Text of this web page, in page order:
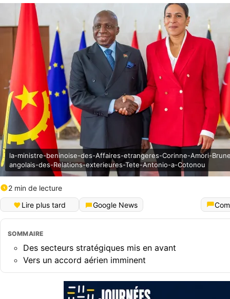
la-ministre-beninoise-des-Affaires-etrangeres-Corinne-Amori-
angolais-des-Relations-exterieures-Tete-Antonio-a-Cotonou
2 min de lecture
Lire plus tard
Google News
SOMMAIRE
​Des secteurs stratégiques mis en avant
​Vers un accord aérien imminent